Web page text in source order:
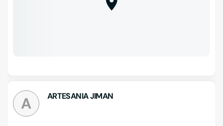
A ARTESANIA JIMAN